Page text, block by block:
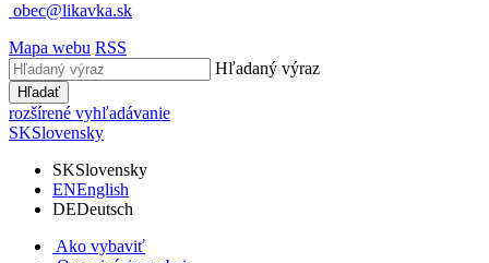
obec@likavka.sk
Mapa webu RSS
Hľadaný výraz
Hľadať
rozšírené vyhľadávanie
SKSlovensky
SKSlovensky
ENEnglish
DEDeutsch
Ako vybaviť